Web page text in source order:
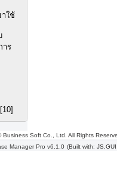
ใช้
าร
[10]
Business Soft Co., Ltd. All Rights
Manager Pro v6.1.0 (Built with: